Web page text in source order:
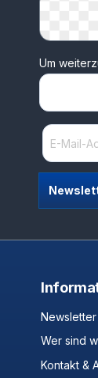
Um
Newsletter
Wer sind
Kontakt &